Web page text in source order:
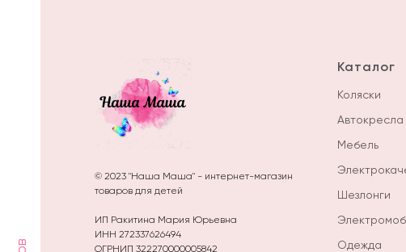
© 2023 "Наша Маша" - интернет-магазин
товаров для детей
ИП Ракитина Мария Юрьевна
ИНН 272337626494
ОГРНИП 322270000005842
Каталог
Коляски
Автокресла
Мебель
Шезлонги
Одежда